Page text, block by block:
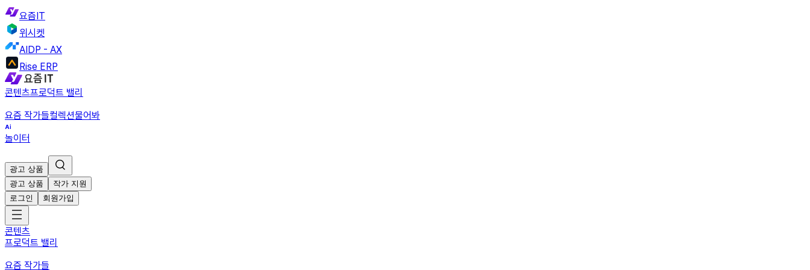
요즘IT
위시켓
AIDP - AX
Rise ERP
콘텐츠프로덕트 밸리
요즘 작가들컬렉션물어봐
놀이터
광고 상품
광고 상품
작가 지원
로그인
회원가입
콘텐츠
프로덕트 밸리
요즘 작가들